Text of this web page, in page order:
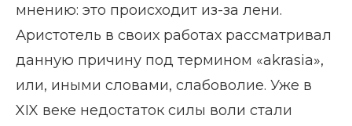
мнению: это происходит из-за лени.
Аристотель в своих работах рассматривал
данную причину под термином «akrasia»,
или, иными словами, слабоволие. Уже в
XIX веке недостаток силы воли стали